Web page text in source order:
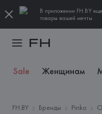
В приложении FH.BY
товары вашей мечты
Sale Женщинам
FH.BY Бренды Pinko